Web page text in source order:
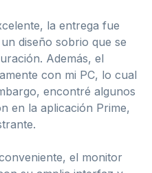
la entrega fue
diseño sobrio que se
Además, el
con mi PC, lo cual
encontré algunos
en la aplicación Prime,
el monitor